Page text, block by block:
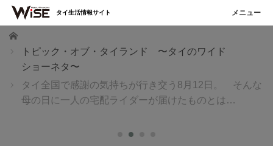
ホーム
トピック・オブ・タイランド 〜タイのワイド
ショーネタ〜
タイ全国で感謝の気持ちが行き交う8月12日。 そんな
母の日に一人の宅配ライダーが届けたものとは…
タイ生活情報サイト